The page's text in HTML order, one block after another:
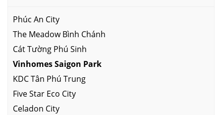
Phúc An City
The Meadow Bình Chánh
Cát Tường Phú Sinh
Vinhomes Saigon Park
KDC Tân Phú Trung
Five Star Eco City
Celadon City